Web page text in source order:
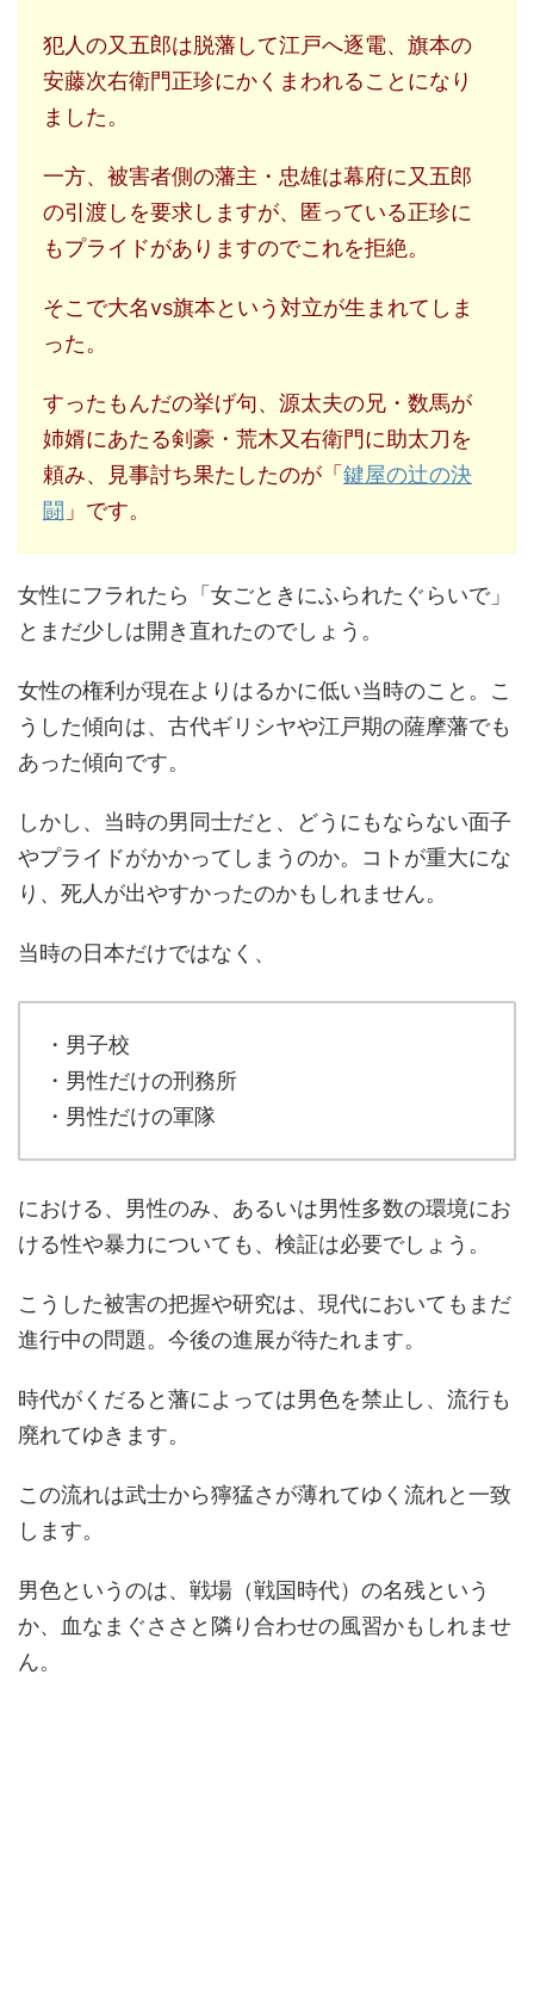
犯人の又五郎は脱藩して江戸へ逐電、旗本の
安藤次右衛門正珍にかくまわれることになり
ました。
一方、被害者側の藩主・忠雄は幕府に又五郎
の引渡しを要求しますが、匿っている正珍に
もプライドがありますのでこれを拒絶。
そこで大名vs旗本という対立が生まれてしま
った。
すったもんだの挙げ句、源太夫の兄・数馬が
姉婿にあたる剣豪・荒木又右衛門に助太刀を
頼み、見事討ち果たしたのが「 鍵屋の辻の決
闘 」です。
女性にフラれたら「女ごときにふられたぐらいで」
とまだ少しは開き直れたのでしょう。
女性の権利が現在よりはるかに低い当時のこと。こ
うした傾向は、古代ギリシヤや江戸期の薩摩藩でも
あった傾向です。
しかし、当時の男同士だと、どうにもならない面子
やプライドがかかってしまうのか。コトが重大にな
り、死人が出やすかったのかもしれません。
当時の日本だけではなく、
・男子校
・男性だけの刑務所
・男性だけの軍隊
における、男性のみ、あるいは男性多数の環境にお
ける性や暴力についても、検証は必要でしょう。
こうした被害の把握や研究は、現代においてもまだ
進行中の問題。今後の進展が待たれます。
時代がくだると藩によっては男色を禁止し、流行も
廃れてゆきます。
この流れは武士から獰猛さが薄れてゆく流れと一致
します。
男色というのは、戦場（戦国時代）の名残という
か、血なまぐささと隣り合わせの風習かもしれませ
ん。